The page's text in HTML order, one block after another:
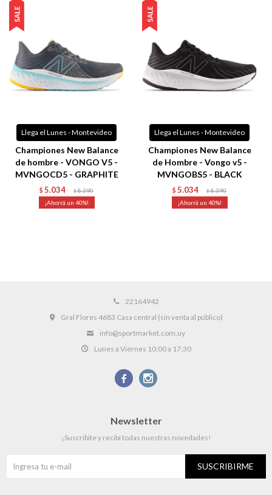
Llega el Lunes - Montevideo
Championes New Balance
de hombre - VONGO V5 -
MVNGOCD5 - GRAPHITE
$ 5.034 $ 8.390
40
Llega el Lunes - Montevideo
Championes New Balance
de Hombre - Vongo v5 -
MVNGOBS5 - BLACK
$ 5.034 $ 8.390
40
22164942
Gral Flores 4683 Casa central (sin venta al público)
info@sportmarket.com.uy
Lunes a Viernes 10:00 a 17:30
 
Newsletter
¡Suscribite y recibí todas nuestras novedades!
SUSCRIBIRME